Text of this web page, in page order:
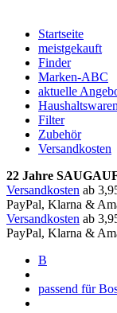
Startseite
meistgekauft
Finder
Marken-ABC
aktuelle
Haushaltswaren
Filter
Zubehör
Versandkosten
22 Jahre
Versandkosten ab
PayPal, Klarna &
Versandkosten ab
PayPal, Klarna &
B
passend für